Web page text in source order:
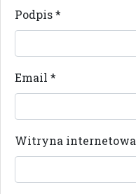
Podpis*
Email *
Witryna internetowa